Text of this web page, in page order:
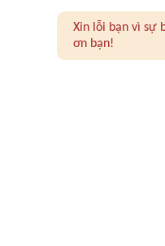
Xin lỗi bạn vì sự
ơn bạn!